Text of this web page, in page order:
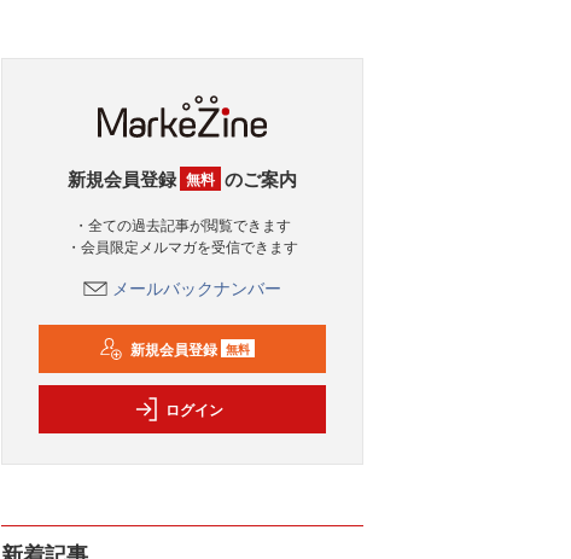
新規会員登録 無料 のご案内
・全ての過去記事が閲覧できます
・会員限定メルマガを受信できます
メールバックナンバー
新規会員登録 無料
ログイン